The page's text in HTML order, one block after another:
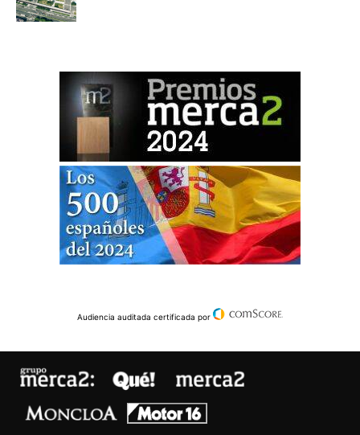
Audiencia auditada certificada por